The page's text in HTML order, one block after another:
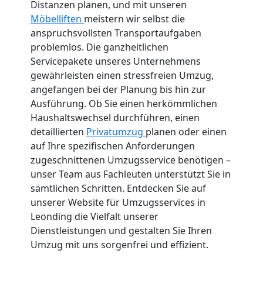
Distanzen planen, und mit unseren
Möbelliften meistern wir selbst die
anspruchsvollsten Transportaufgaben
problemlos. Die ganzheitlichen
Servicepakete unseres Unternehmens
gewährleisten einen stressfreien Umzug,
angefangen bei der Planung bis hin zur
Ausführung. Ob Sie einen herkömmlichen
Haushaltswechsel durchführen, einen
detaillierten Privatumzug planen oder einen
auf Ihre spezifischen Anforderungen
zugeschnittenen Umzugsservice benötigen –
unser Team aus Fachleuten unterstützt Sie in
sämtlichen Schritten. Entdecken Sie auf
unserer Website für Umzugsservices in
Leonding die Vielfalt unserer
Dienstleistungen und gestalten Sie Ihren
Umzug mit uns sorgenfrei und effizient.